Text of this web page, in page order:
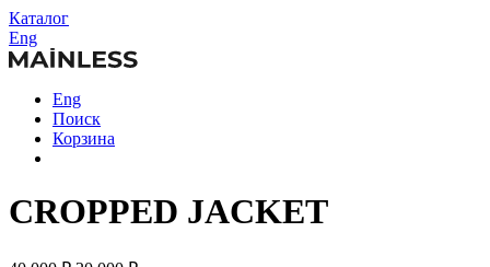
Каталог
Eng
Eng
Поиск
Корзина
CROPPED JACKET